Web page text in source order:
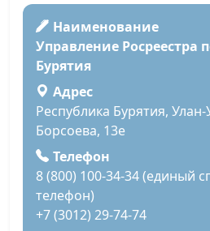
Наименование
Управление Росреестра
Бурятия
Адрес
Республика Бурятия, Улан-
Борсоева, 13е
Телефон
8 (800) 100-34-34 (единый
телефон)
+7 (3012) 29-74-74